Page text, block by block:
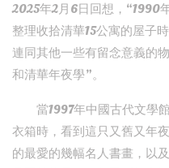
2025年2月6日回想，“1990
整理收拾清華15公寓的屋子
連同其他一些有留念意義的
和清華年夜學”。
當1997年中國古代文學
衣箱時，看到這只又舊又年
的最愛的幾幅名人書畫，以